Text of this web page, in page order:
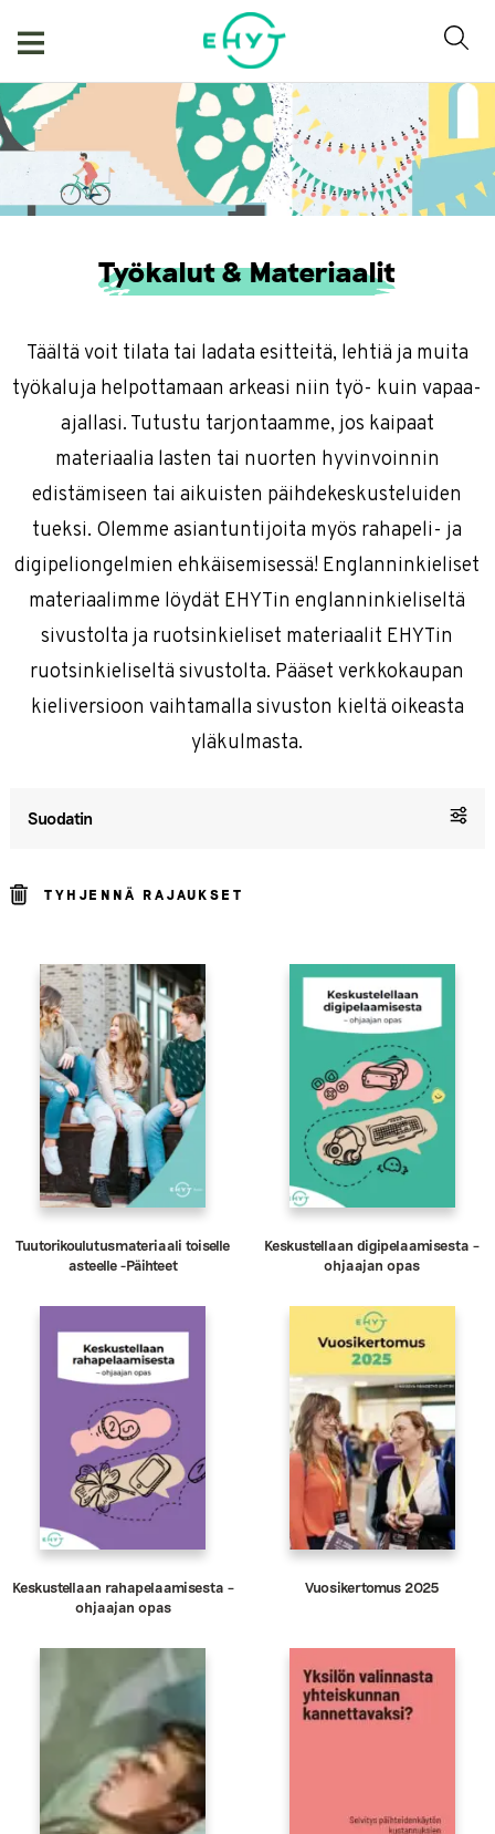
Työkalut & Materiaalit
Täältä voit tilata tai ladata esitteitä, lehtiä ja muita
työkaluja helpottamaan arkeasi niin työ- kuin vapaa-
ajallasi. Tutustu tarjontaamme, jos kaipaat
materiaalia lasten tai nuorten hyvinvoinnin
edistämiseen tai aikuisten päihdekeskusteluiden
tueksi. Olemme asiantuntijoita myös rahapeli- ja
digipeliongelmien ehkäisemisessä! Englanninkieliset
materiaalimme löydät EHYTin englanninkieliseltä
sivustolta ja ruotsinkieliset materiaalit EHYTin
ruotsinkieliseltä sivustolta. Pääset verkkokaupan
kieliversioon vaihtamalla sivuston kieltä oikeasta
yläkulmasta.
Suodatin
TYHJENNÄ RAJAUKSET
Tuutorikoulutusmateriaali toiselle
asteelle -Päihteet
Keskustellaan digipelaamisesta –
ohjaajan opas
Keskustellaan rahapelaamisesta –
ohjaajan opas
Vuosikertomus 2025